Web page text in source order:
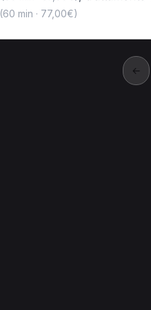
(60 min · 77,00€)
←